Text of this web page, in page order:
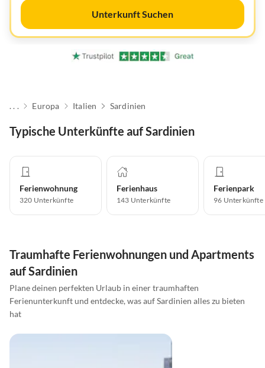
Unterkunft Suchen
. . . Europa Italien Sardinien
Typische Unterkünfte auf Sardinien
Ferienwohnung
320 Unterkünfte
Ferienhaus
143 Unterkünfte
Ferienpark
96 Unterkünfte
Traumhafte Ferienwohnungen und Apartments
auf Sardinien
Plane deinen perfekten Urlaub in einer traumhaften
Ferienunterkunft und entdecke, was auf Sardinien alles zu bieten
hat